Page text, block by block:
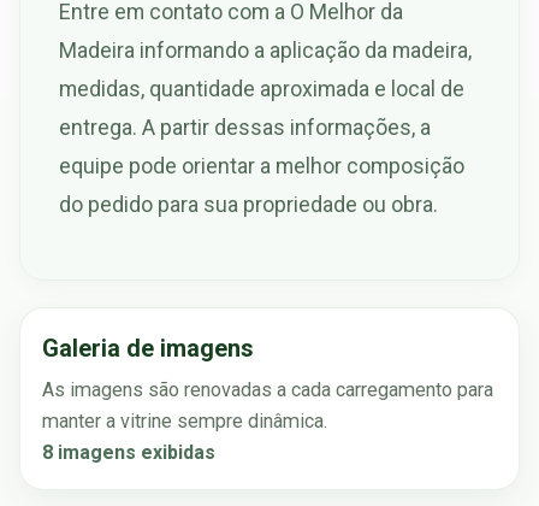
Entre em contato com a O Melhor da
Madeira informando a aplicação da madeira,
medidas, quantidade aproximada e local de
entrega. A partir dessas informações, a
equipe pode orientar a melhor composição
do pedido para sua propriedade ou obra.
Galeria de imagens
As imagens são renovadas a cada carregamento para
manter a vitrine sempre dinâmica.
8 imagens exibidas